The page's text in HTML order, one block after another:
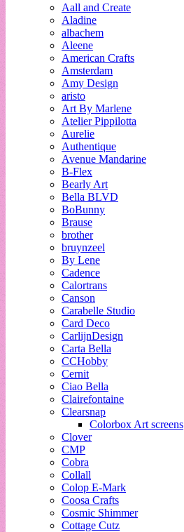
Aall and Create
Aladine
albachem
Aleene
American Crafts
Amsterdam
Amy Design
aristo
Art By Marlene
Atelier Pippilotta
Aurelie
Authentique
Avenue Mandarine
B-Flex
Bearly Art
Bella BLVD
BoBunny
Brause
brother
bruynzeel
By Lene
Cadence
Calortrans
Canson
Carabelle Studio
Card Deco
CarlijnDesign
Carta Bella
CCHobby
Cernit
Ciao Bella
Clairefontaine
Clearsnap
Colorbox Art screens
Clover
CMP
Cobra
Collall
Colop E-Mark
Coosa Crafts
Cosmic Shimmer
Cottage Cutz